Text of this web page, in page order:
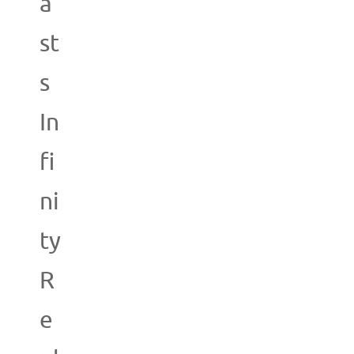
st
s
In
fi
ni
ty
R
e